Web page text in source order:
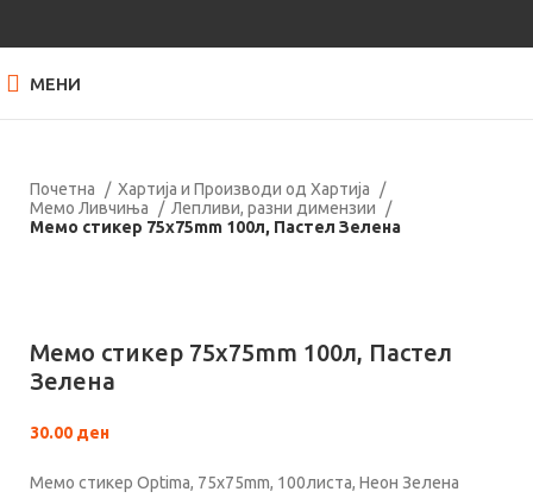
МЕНИ
Почетна
Хартија и Производи од Хартија
Мемо Ливчиња
Лепливи, разни димензии
Мемо стикер 75x75mm 100л, Пастел Зелена
Мемо стикер 75x75mm 100л, Пастел
Зелена
30.00 ден
Мемо стикер Optima, 75x75mm, 100листа, Неон Зелена